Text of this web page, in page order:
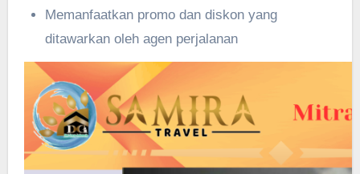
Memanfaatkan promo dan diskon yang
ditawarkan oleh agen perjalanan